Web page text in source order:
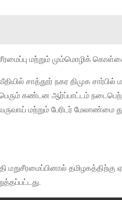
மற்றும் மும்மொழிக்
சாத்தூர் நகர திமுக
கண்டன ஆர்ப்பாட்டம்
மற்றும் பேரிடர்
தமிழகத்திற்கு